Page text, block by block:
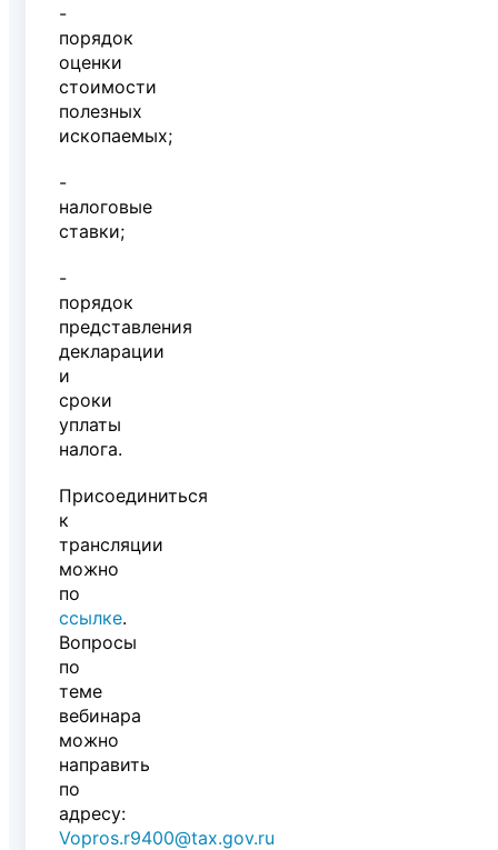
-
порядок
оценки
стоимости
полезных
ископаемых;
-
налоговые
ставки;
-
порядок
представления
декларации
и
сроки
уплаты
налога.
Присоединиться
к
трансляции
можно
ссылке
Вопросы
по
теме
вебинара
можно
направить
по
адресу:
Vopros.r9400@tax.gov.ru